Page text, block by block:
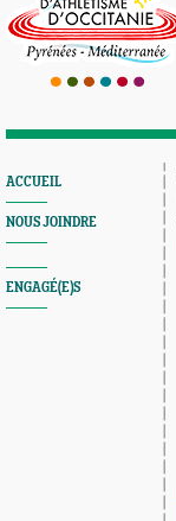
ACCUEIL
NOUS JOINDRE
ENGAGÉ(E)S